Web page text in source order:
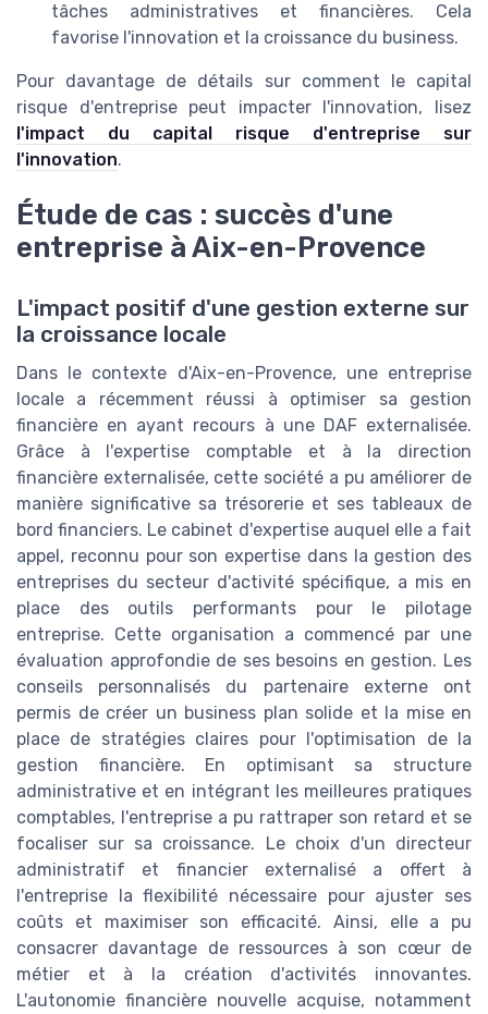
tâches administratives et financières. Cela
favorise l'innovation et la croissance du business.
Pour davantage de détails sur comment le capital
risque d'entreprise peut impacter l'innovation, lisez
l'impact du capital risque d'entreprise sur
l'innovation.
Étude de cas : succès d'une
entreprise à Aix-en-Provence
L'impact positif d'une gestion externe sur
la croissance locale
Dans le contexte d'Aix-en-Provence, une entreprise
locale a récemment réussi à optimiser sa gestion
financière en ayant recours à une DAF externalisée.
Grâce à l'expertise comptable et à la direction
financière externalisée, cette société a pu améliorer de
manière significative sa trésorerie et ses tableaux de
bord financiers. Le cabinet d'expertise auquel elle a fait
appel, reconnu pour son expertise dans la gestion des
entreprises du secteur d'activité spécifique, a mis en
place des outils performants pour le pilotage
entreprise. Cette organisation a commencé par une
évaluation approfondie de ses besoins en gestion. Les
conseils personnalisés du partenaire externe ont
permis de créer un business plan solide et la mise en
place de stratégies claires pour l'optimisation de la
gestion financière. En optimisant sa structure
administrative et en intégrant les meilleures pratiques
comptables, l'entreprise a pu rattraper son retard et se
focaliser sur sa croissance. Le choix d'un directeur
administratif et financier externalisé a offert à
l'entreprise la flexibilité nécessaire pour ajuster ses
coûts et maximiser son efficacité. Ainsi, elle a pu
consacrer davantage de ressources à son cœur de
métier et à la création d'activités innovantes.
L'autonomie financière nouvelle acquise, notamment